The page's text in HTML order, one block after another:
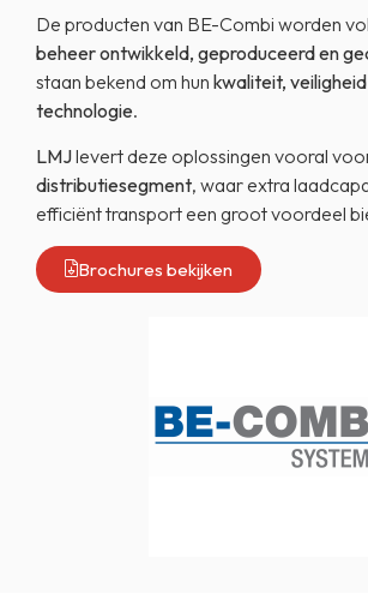
De producten van BE-Combi worden
beheer ontwikkeld, geproduceerd en
staan bekend om hun kwaliteit,
technologie.
LMJlevert deze oplossingen vooral
distributiesegment, waar extra
efficiënt transport een groot voordeel
Brochures bekijken